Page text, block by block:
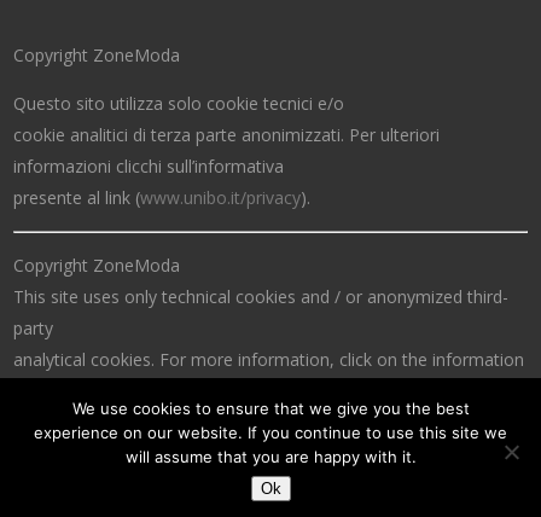
Copyright ZoneModa
Questo sito utilizza solo cookie tecnici e/o
cookie analitici di terza parte anonimizzati. Per ulteriori
informazioni clicchi sull’informativa
presente al link (www.unibo.it/privacy).
Copyright ZoneModa
This site uses only technical cookies and / or anonymized third-
party
analytical cookies. For more information, click on the information
We use cookies to ensure that we give you the best
experience on our website. If you continue to use this site we
will assume that you are happy with it.
Ok